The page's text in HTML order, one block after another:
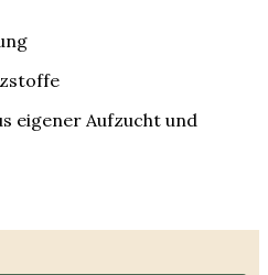
eigener Aufzucht und